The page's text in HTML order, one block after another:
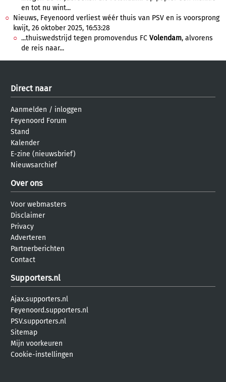
en tot nu wint...
Nieuws, Feyenoord verliest wéér thuis van PSV en is voorsprong
kwijt, 26 oktober 2025, 16:53:28
...thuiswedstrijd tegen promovendus FC Volendam, alvorens
de reis naar...
Direct naar
Aanmelden / inloggen
Feyenoord Forum
Stand
Kalender
E-zine (nieuwsbrief)
Nieuwsarchief
Over ons
Voor webmasters
Disclaimer
Privacy
Adverteren
Partnerberichten
Contact
Supporters.nl
Ajax.supporters.nl
Feyenoord.supporters.nl
PSV.supporters.nl
Sitemap
Mijn voorkeuren
Cookie-instellingen